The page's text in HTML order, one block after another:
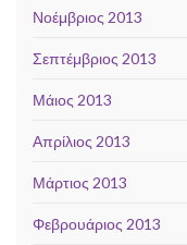
Νοέμβριος 2013
Σεπτέμβριος 2013
Μάιος 2013
Απρίλιος 2013
Μάρτιος 2013
Φεβρουάριος 2013